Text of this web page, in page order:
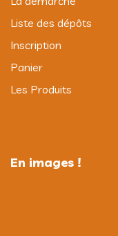
Liste des dépôts
Inscription
Panier
Les Produits
En images !